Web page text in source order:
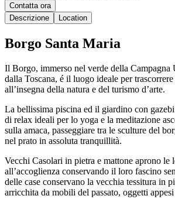
Contatta ora
Descrizione
Location
Borgo Santa Maria
Il Borgo, immerso nel verde della Campagna
dalla Toscana, é il luogo ideale per trascorrere
all’insegna della natura e del turismo d’arte.
La bellissima piscina ed il giardino con
di relax ideali per lo yoga e la meditazione
sulla amaca, passeggiare tra le sculture del
nel prato in assoluta tranquillità.
Vecchi Casolari in pietra e mattone aprono le
all’accoglienza conservando il loro fascino
delle case conservano la vecchia tessitura in
arricchita da mobili del passato, oggetti